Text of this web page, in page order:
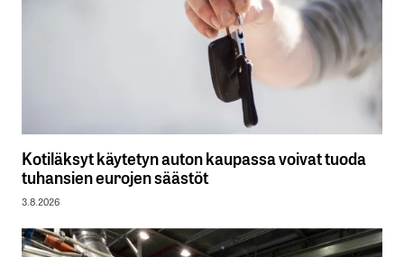
Kotiläksyt käytetyn auton kaupassa voivat tuoda
tuhansien eurojen säästöt
3.8.2026